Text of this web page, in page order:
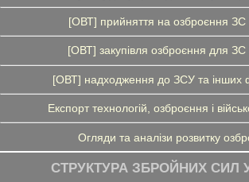
[ОВТ] прийняття на озброєння ЗС
[ОВТ] закупівля озброєння для ЗС
[ОВТ] надходження до ЗСУ та інших
Експорт технологій, озброєння і
Огляди та аналізи розвитку
СТРУКТУРА ЗБРОЙНИХ СИЛ